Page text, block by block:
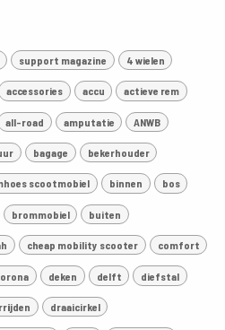
support magazine 4 wielen
accessories accu actieve rem
all-road amputatie ANWB
bagage bekerhouder
scootmobiel binnen bos
brommobiel buiten
cheap mobility scooter comfort
deken delft diefstal
draaicirkel